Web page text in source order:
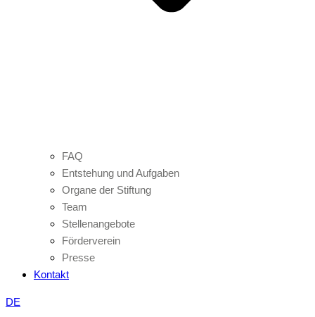
FAQ
Entstehung und Aufgaben
Organe der Stiftung
Team
Stellenangebote
Förderverein
Presse
Kontakt
DE